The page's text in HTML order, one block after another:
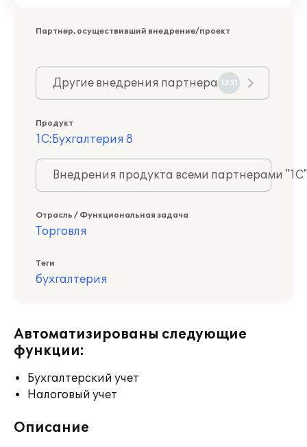
Партнер, осуществивший внедрение/проект
Другие внедрения партнера 1251
Продукт
1С:Бухгалтерия 8
Внедрения продукта всеми партнерами
Отрасль / Функциональная задача
Торговля
Теги
бухгалтерия
Автоматизированы следующие
функции:
Бухгалтерский учет
Налоговый учет
Описание